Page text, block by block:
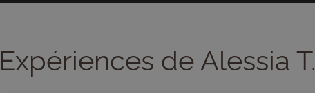
Expériences de Alessia T.